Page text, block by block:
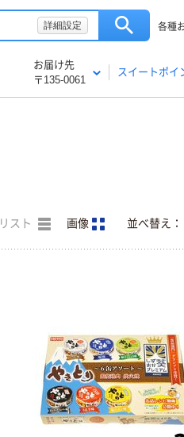
詳細設定 各種
お届け先
〒135-0061
スイートポイ
リスト 画像 並べ替え：